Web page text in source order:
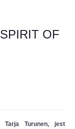
OF
Tarja Turunen, jest